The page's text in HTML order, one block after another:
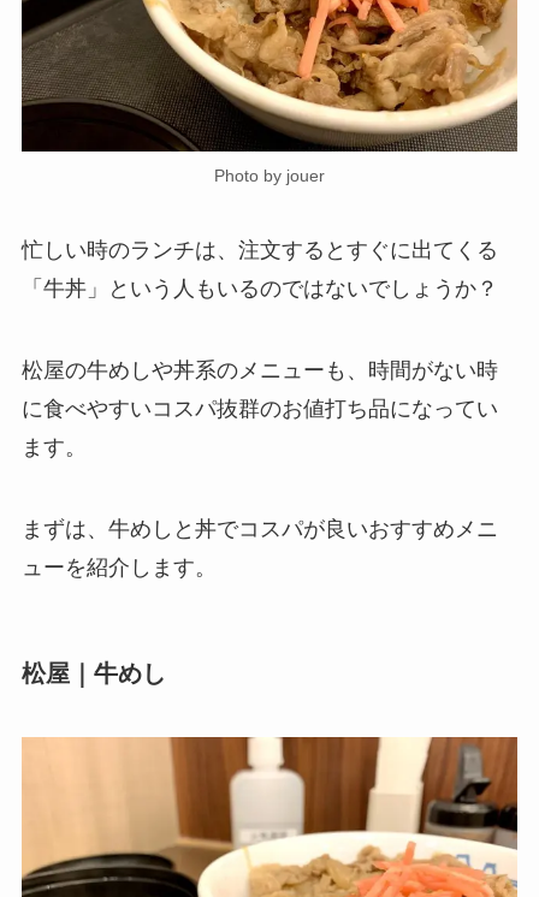
Photo by jouer
忙しい時のランチは、注文するとすぐに出てくる
「牛丼」という人もいるのではないでしょうか？
松屋の牛めしや丼系のメニューも、時間がない時
に食べやすいコスパ抜群のお値打ち品になってい
ます。
まずは、牛めしと丼でコスパが良いおすすめメニ
ューを紹介します。
松屋｜牛めし